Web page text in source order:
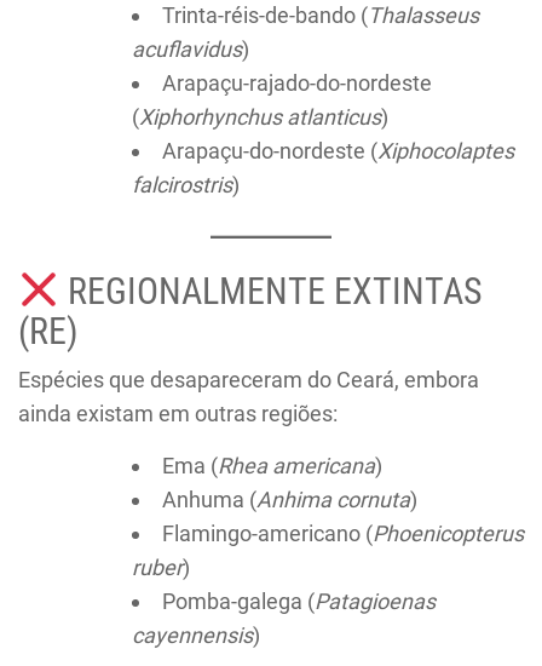
Trinta-réis-de-bando (Thalasseus
acuflavidus)
Arapaçu-rajado-do-nordeste
(Xiphorhynchus atlanticus)
Arapaçu-do-nordeste (Xiphocolaptes
falcirostris)
REGIONALMENTE EXTINTAS
(RE)
Espécies que desapareceram do Ceará, embora
ainda existam em outras regiões:
Ema (Rhea americana)
Anhuma (Anhima cornuta)
Flamingo-americano (Phoenicopterus
ruber)
Pomba-galega (Patagioenas
cayennensis)